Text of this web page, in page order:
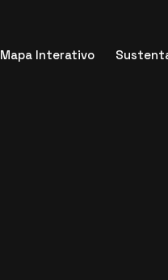
Mapa Interativo